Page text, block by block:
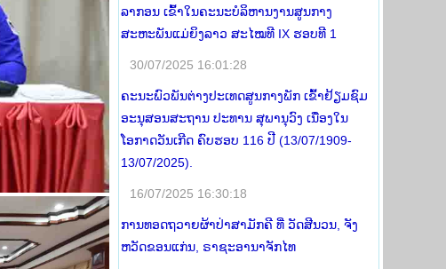
ລາກອນ ເຂົ້າໃນຄະນະບໍລິຫານງານສູນກາງ
ສະຫະພັນແມ່ຍິງລາວ ສະໄໝທີ IX ຮອບທີ 1
30/07/2025 16:01:28
ຄະນະພົວພັນຕ່າງປະເທດສູນກາງພັກ ເຂົ້າຢ້ຽມຊົມ
ອະນຸສອນສະຖານ ປະທານ ສຸພານຸວົງ ເນື່ອງໃນ
ໂອກາດວັນເກີດ ຄົບຮອບ 116 ປີ (13/07/1909-
13/07/2025).
16/07/2025 16:30:18
ການທອດຖວາຍຜ້າປ່າສາມັກຄີ ທີ່ ວັດສີນວນ, ຈັງ
ຫວັດຂອນແກ່ນ, ຣາຊະອານາຈັກໄທ